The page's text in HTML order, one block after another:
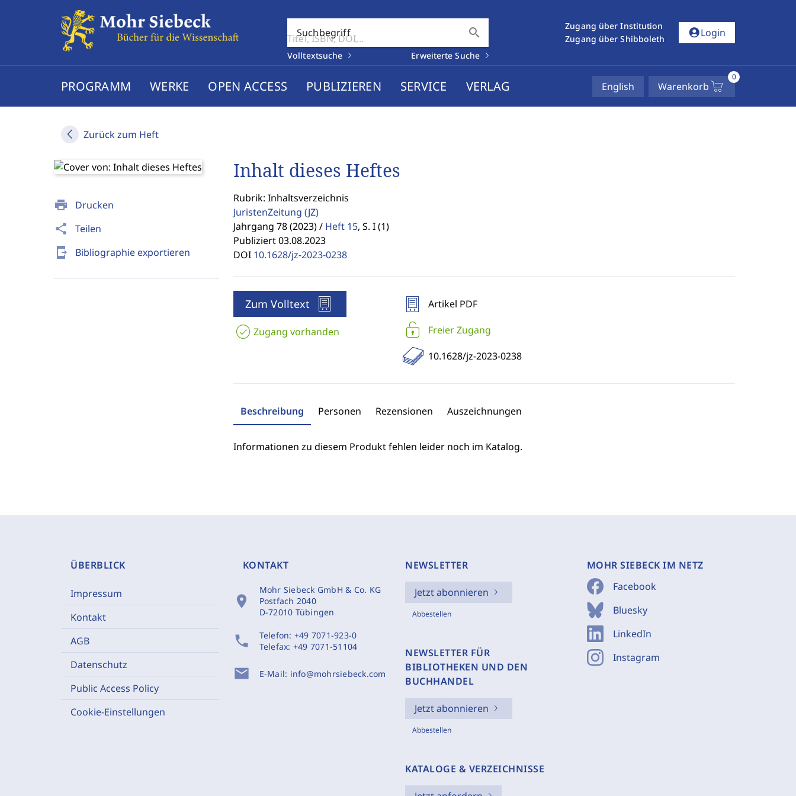
Suchbegriff search
Volltextsuche Erweiterte Suche
Zugang über Institution
Zugang über Shibboleth
account_circleLogin
PROGRAMM WERKE OPEN ACCESS PUBLIZIEREN SERVICE VERLAG English Warenkorb
0
Zurück zum Heft
print Drucken
share Teilen
send_to_mobile Bibliographie exportieren
Inhalt dieses Heftes
Rubrik: Inhaltsverzeichnis
JuristenZeitung (JZ)
Jahrgang 78 (2023) / Heft 15, S. I (1)
Publiziert 03.08.2023
DOI 10.1628/jz-2023-0238
Zum Volltext
Zugang vorhanden
Artikel PDF
Freier Zugang
10.1628/jz-2023-0238
Beschreibung Personen Rezensionen Auszeichnungen
Informationen zu diesem Produkt fehlen leider noch im Katalog.
ÜBERBLICK
Impressum
Kontakt
AGB
Datenschutz
Public Access Policy
Cookie-Einstellungen
KONTAKT
location_on
Mohr Siebeck GmbH & Co. KG
Postfach 2040
D-72010 Tübingen
phone Telefon: +49 7071-923-0
Telefax: +49 7071-51104
mail E-Mail: info@mohrsiebeck.com
NEWSLETTER
Jetzt abonnieren
Abbestellen
NEWSLETTER FÜR
BIBLIOTHEKEN UND DEN
BUCHHANDEL
Jetzt abonnieren
Abbestellen
KATALOGE & VERZEICHNISSE
MOHR SIEBECK IM NETZ
Facebook
Bluesky
LinkedIn
Instagram